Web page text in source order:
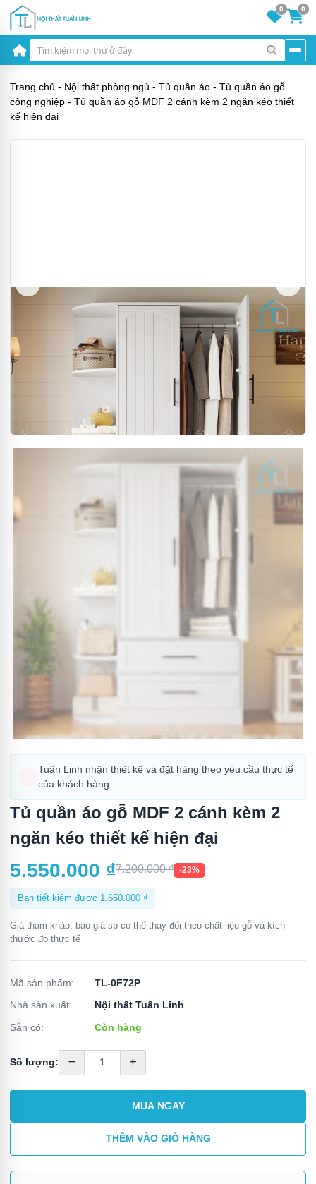
0 0
Trang chủ - Nội thất phòng ngủ - Tủ quần áo - Tủ quần áo gỗ
công nghiệp - Tủ quần áo gỗ MDF 2 cánh kèm 2 ngăn kéo thiết
kế hiện đại
Tuấn Linh nhận thiết kế và đặt hàng theo yêu cầu thực tế
của khách hàng
Tủ quần áo gỗ MDF 2 cánh kèm 2
ngăn kéo thiết kế hiện đại
5.550.000 ₫7.200.000₫ -23%
Bạn tiết kiệm được 1.650.000 ₫
Giá tham khảo, báo giá sp có thể thay đổi theo chất liệu gỗ và kích
thước đo thực tế
Mã sản phẩm:
TL-0F72P
Nhà sản xuất:
Nội thất Tuấn Linh
Sẵn có:
Còn hàng
Số lượng:
MUA NGAY
THÊM VÀO GIỎ HÀNG